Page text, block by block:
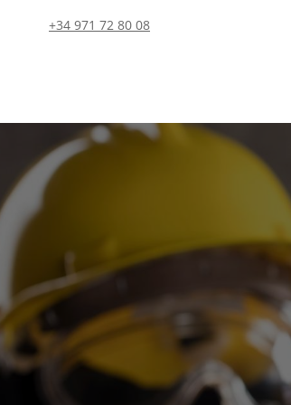
+34 971 72 80 08